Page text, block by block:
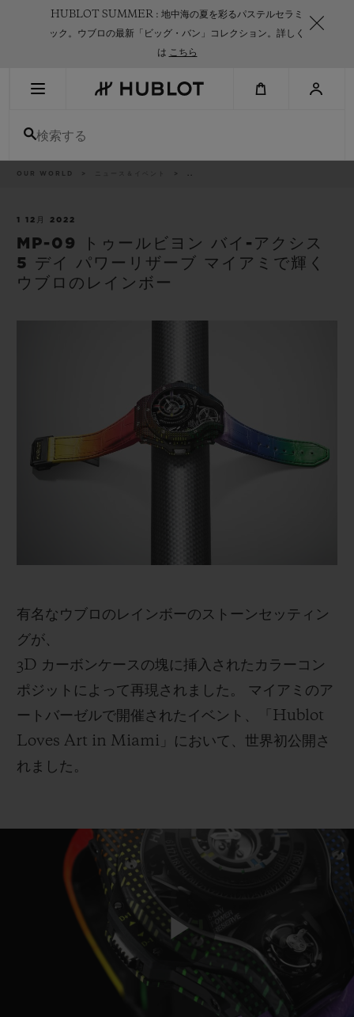
HUBLOT SUMMER : 地中海の夏を彩るパステルセラミ
ック。ウブロの最新「ビッグ・バン」コレクション。詳しく
は こちら
検索する
パ
ト
OUR WORLD ニュース＆イベント ..
1 12月 2022
MP-09 トゥールビヨン バイ-アクシス
5 デイ パワーリザーブ マイアミで輝く
ウブロのレインボー
有名なウブロのレインボーのストーンセッティン
グが、
3D カーボンケースの塊に挿入されたカラーコン
ポジットによって再現されました。 マイアミのア
ートバーゼルで開催されたイベント、「 Hublot
Loves Art in Miami 」において、世界初公開さ
れました。
Play
最近の検索はありません
新作
特別なサービス
送料＆返品無料
安全な決済
ブティック検索